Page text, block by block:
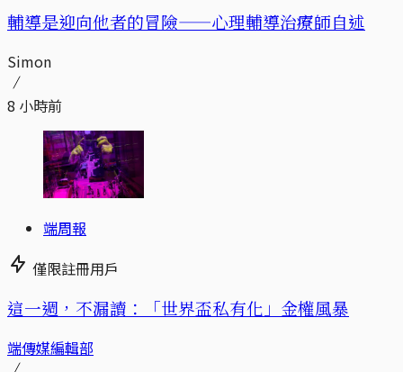
輔導是迎向他者的冒險——心理輔導治療師自述
Simon
8 小時前
端周報
僅限註冊用戶
這一週，不漏讀：「世界盃私有化」金權風暴
端傳媒編輯部